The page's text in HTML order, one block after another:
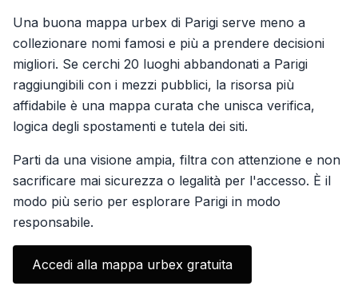
Una buona mappa urbex di Parigi serve meno a
collezionare nomi famosi e più a prendere decisioni
migliori. Se cerchi 20 luoghi abbandonati a Parigi
raggiungibili con i mezzi pubblici, la risorsa più
affidabile è una mappa curata che unisca verifica,
logica degli spostamenti e tutela dei siti.
Parti da una visione ampia, filtra con attenzione e non
sacrificare mai sicurezza o legalità per l'accesso. È il
modo più serio per esplorare Parigi in modo
responsabile.
Accedi alla mappa urbex gratuita